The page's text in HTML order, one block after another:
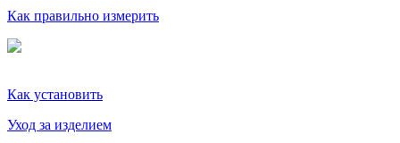
Как правильно измерить
Как установить
Уход за изделием